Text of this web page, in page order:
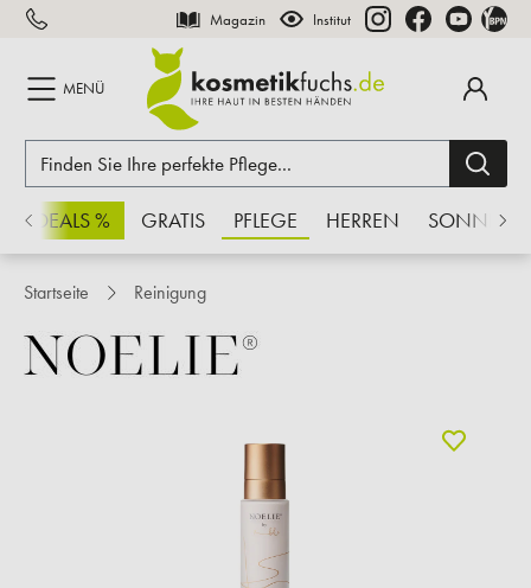
springen Magazin Institut
MENÜ
% GRATIS PFLEGE HERREN SONNE
Startseite Reinigung